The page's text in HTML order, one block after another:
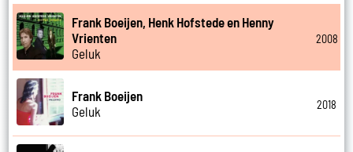
Frank Boeijen, Henk Hofstede en Henny
Vrienten
Geluk
2008
Frank Boeijen
Geluk
2018